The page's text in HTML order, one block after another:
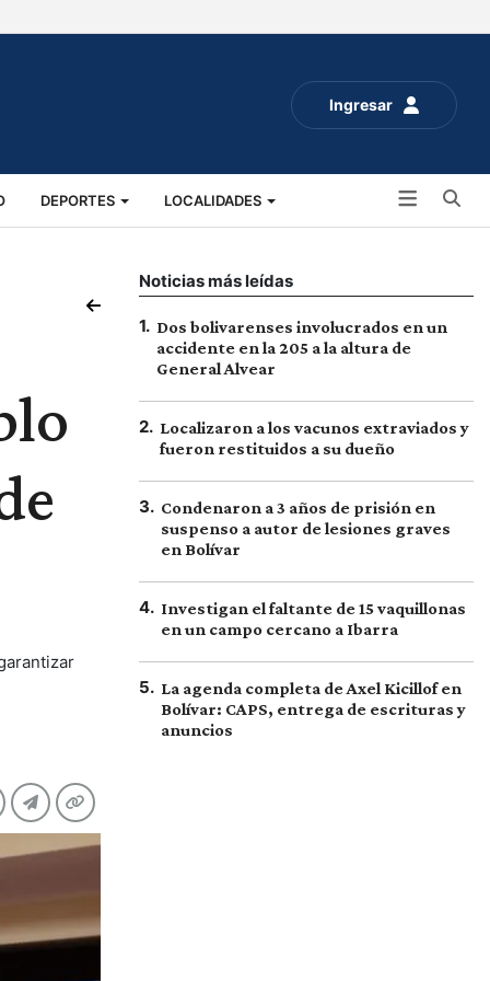
Ingresar
DEPORTES LOCALIDADES
Noticias más leídas
1. Dos bolivarenses involucrados en un
accidente en la 205 a la altura de
General Alvear
2. Localizaron a los vacunos extraviados y
fueron restituidos a su dueño
3. Condenaron a 3 años de prisión en
suspenso a autor de lesiones graves
en Bolívar
4. Investigan el faltante de 15 vaquillonas
en un campo cercano a Ibarra
5. La agenda completa de Axel Kicillof en
Bolívar: CAPS, entrega de escrituras y
anuncios